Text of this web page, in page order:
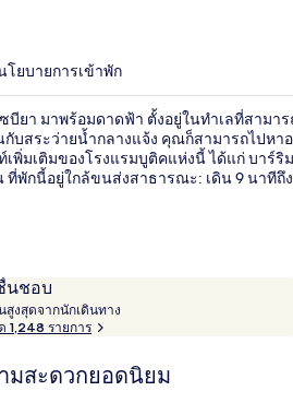
โยบายการเข้าพัก
บียา มาพร้อมดาดฟ้า ตั้งอยู่ในทำเลที่สามา
บสระว่ายน้ำกลางแจ้ง คุณก็สามารถไปห
เพิ่มเติมของโรงแรมบูติคแห่งนี้ ได้แก่ บาร์
พักนี้อยู่ใกล้ขนส่งสาธารณะ: เดิน 9 นาทีถึ
นชอบ
งสุดจากนักเดินทาง
บ
ค
1,248 รายการ
มสะดวกยอดนิยม